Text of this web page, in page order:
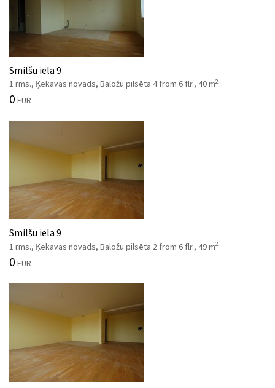
Smilšu iela 9
1 rms., Ķekavas novads, Baložu pilsēta 4 from 6 flr., 40 m2
0 EUR
Smilšu iela 9
1 rms., Ķekavas novads, Baložu pilsēta 2 from 6 flr., 49 m2
0 EUR